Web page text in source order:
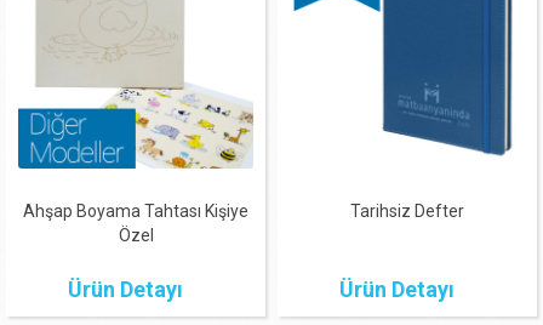
Ahşap Boyama Tahtası Kişiye
Özel
Ürün Detayı
Tarihsiz Defter
Ürün Detayı